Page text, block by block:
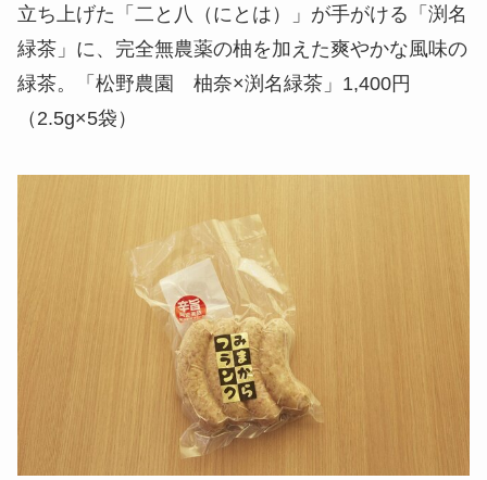
立ち上げた「二と八（にとは）」が手がける「渕名
緑茶」に、完全無農薬の柚を加えた爽やかな風味の
緑茶。「松野農園 柚奈×渕名緑茶」1,400円
（2.5g×5袋）